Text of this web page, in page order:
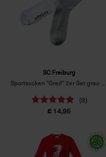
SC Freiburg
Sportsocken "Greif" 2er Set grau-weiß
(8)
€ 14,95